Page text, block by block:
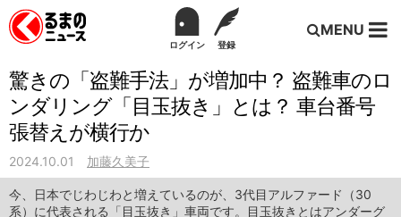
ログイン 登録
MENU
驚きの「盗難手法」が増加中？ 盗難車のロ
ンダリング「目玉抜き」とは？ 車台番号
張替えが横行か
2024.10.01 加藤久美子
今、日本でじわじわと増えているのが、3代目アルファード（30
系）に代表される「目玉抜き」車両です。目玉抜きとはアンダーグ